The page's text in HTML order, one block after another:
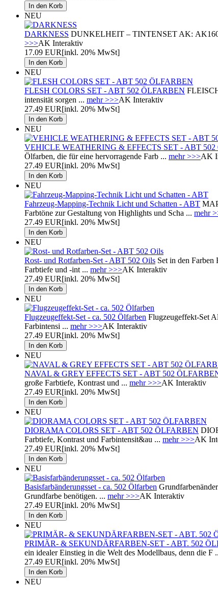
NEU
DARKNESS DUNKELHEIT – TINTENSET AK:
>>>AK Interaktiv
17.09 EUR[inkl. 20% MwSt]
NEU
FLESH COLORS SET - ABT 502 ÖLFARBEN
intensität sorgen ... mehr >>>AK Interaktiv
27.49 EUR[inkl. 20% MwSt]
NEU
VEHICLE WEATHERING & EFFECTS SET - ABT 502
Ölfarben, die für eine hervorragende Farb ... mehr >>>AK
27.49 EUR[inkl. 20% MwSt]
NEU
Fahrzeug-Mapping-Technik Licht und Schatten - ABT
Farbtöne zur Gestaltung von Highlights und Scha ... mehr
27.49 EUR[inkl. 20% MwSt]
NEU
Rost- und Rotfarben-Set - ABT 502 Oils Set in den
Farbtiefe und -int ... mehr >>>AK Interaktiv
27.49 EUR[inkl. 20% MwSt]
NEU
Flugzeugeffekt-Set - ca. 502 Ölfarben Flugzeugeffekt-Set
Farbintensi ... mehr >>>AK Interaktiv
27.49 EUR[inkl. 20% MwSt]
NEU
NAVAL & GREY EFFECTS SET - ABT 502
große Farbtiefe, Kontrast und ... mehr >>>AK Interaktiv
27.49 EUR[inkl. 20% MwSt]
NEU
DIORAMA COLORS SET - ABT 502 ÖLFARBEN
Farbtiefe, Kontrast und Farbintensit&au ... mehr >>>AK
27.49 EUR[inkl. 20% MwSt]
NEU
Basisfarbänderungsset - ca. 502 Ölfarben
Grundfarbe benötigen. ... mehr >>>AK Interaktiv
27.49 EUR[inkl. 20% MwSt]
NEU
PRIMÄR- & SEKUNDÄRFARBEN-SET - ABT. 502
ein idealer Einstieg in die Welt des Modellbaus, denn die F
27.49 EUR[inkl. 20% MwSt]
NEU